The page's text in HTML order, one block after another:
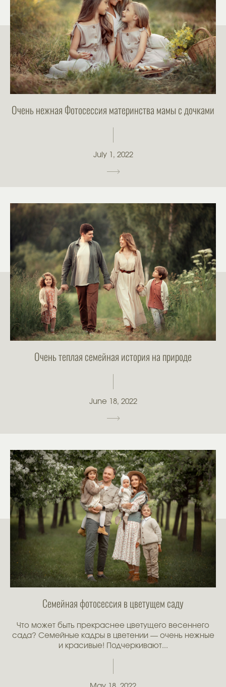
Очень нежная Фотосессия материнства мамы с дочками
July 1, 2022
Очень теплая семейная история на природе
June 18, 2022
Семейная фотосессия в цветущем саду
Что может быть прекраснее цветущего весеннего
сада? Семейные кадры в цветении — очень нежные
и красивые! Подчеркивают...